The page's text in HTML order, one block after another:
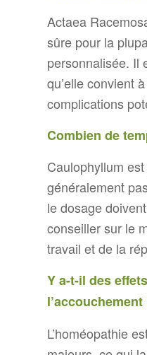
Actaea
sûre pour la
personnalisée. Il
qu’elle convient
complications
Combien de
Caulophyllum
généralement
le dosage
conseiller sur le
travail et de la
Y a-t-il des
l’accouchement
L’homéopathie